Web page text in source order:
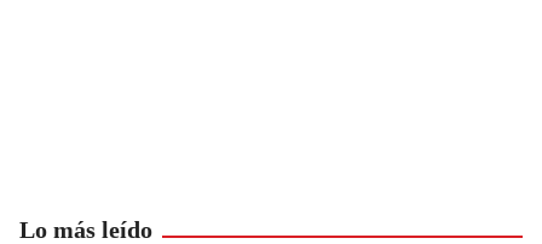
Lo más leído